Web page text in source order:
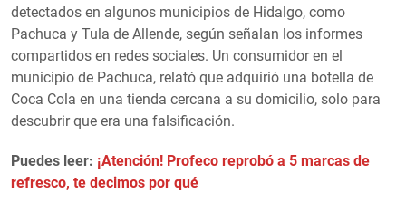
detectados en algunos municipios de Hidalgo, como
Pachuca y Tula de Allende, según señalan los informes
compartidos en redes sociales. Un consumidor en el
municipio de Pachuca, relató que adquirió una botella de
Coca Cola en una tienda cercana a su domicilio, solo para
descubrir que era una falsificación.
Puedes leer: ¡Atención! Profeco reprobó a 5 marcas de
refresco, te decimos por qué